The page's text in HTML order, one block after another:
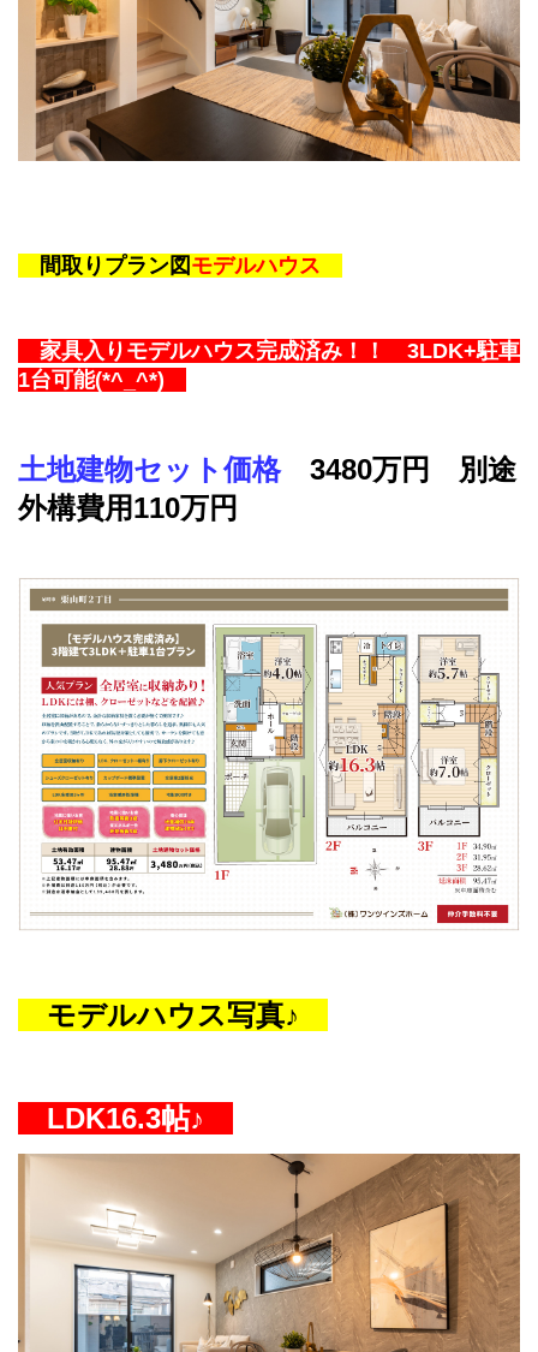
間取りプラン図 モデルハウス
家具入りモデルハウス完成済み！！
3LDK+駐車
1台可能(*^_^*)
土地建物セット価格 3480万円 別途
外構費用110万円
モデルハウス写真♪
LDK16.3帖♪